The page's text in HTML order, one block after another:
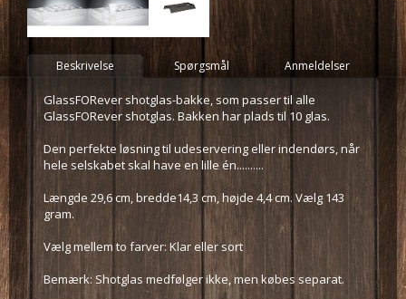
Beskrivelse Spørgsmål Anmeldelser
GlassFORever shotglas-bakke, som passer til alle
GlassFORever shotglas. Bakken har plads til 10 glas.
Den perfekte løsning til udeservering eller indendørs, når
hele selskabet skal have en lille én..........
Længde 29,6 cm, bredde14,3 cm, højde 4,4 cm. Vælg 143
gram.
Vælg mellem to farver: Klar eller sort
Bemærk: Shotglas medfølger ikke, men købes separat.